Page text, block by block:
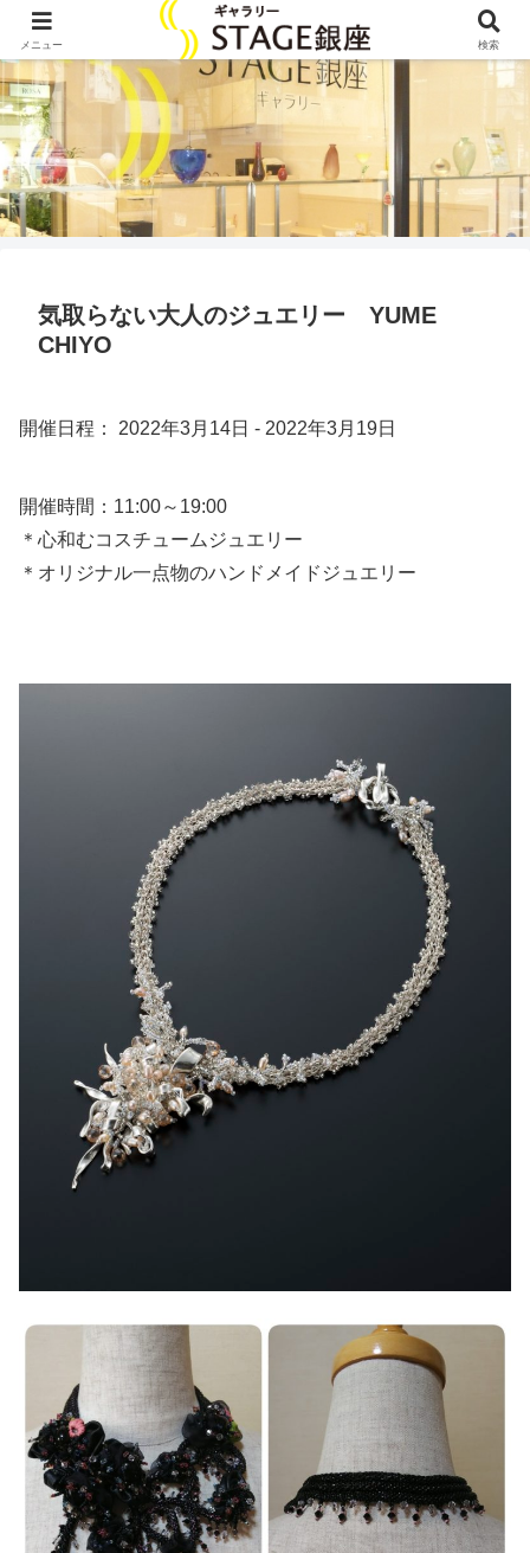
気取らない大人のジュエリー YUME
CHIYO
開催日程： 2022年3月14日 - 2022年3月19日
開催時間：11:00～19:00
＊心和むコスチュームジュエリー
＊オリジナル一点物のハンドメイドジュエリー
メニュー 検索